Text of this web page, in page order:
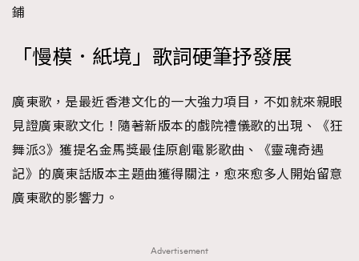
鋪
「慢模．紙境」歌詞硬筆抒發展
廣東歌，是最近香港文化的一大強力項目，不如就來親眼
見證廣東歌文化！隨著新版本的戲院禮儀歌的出現、《狂
舞派3》獲提名金馬獎最佳原創電影歌曲、《靈魂奇遇
記》的廣東話版本主題曲獲得關注，愈來愈多人開始留意
廣東歌的影響力。
Advertisement